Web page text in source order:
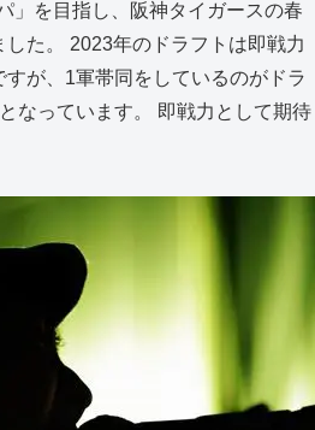
」を目指し、阪神タイガースの春
た。 2023年のドラフトは即戦力
が、1軍帯同をしているのがドラ
なっています。 即戦力として期待